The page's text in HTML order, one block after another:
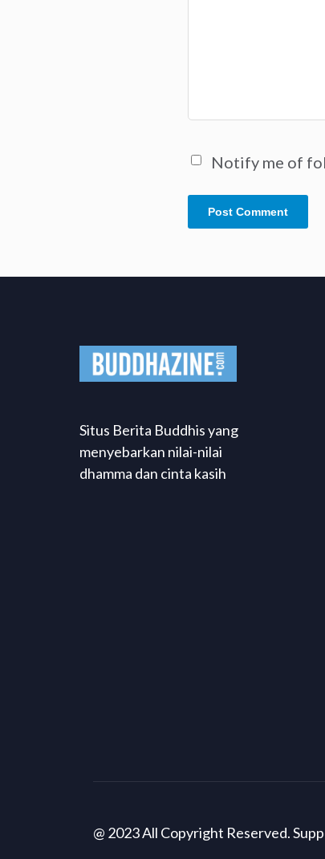
Notify me of
Situs Berita Buddhis yang
menyebarkan nilai-nilai
dhamma dan cinta kasih
@ 2023 All Copyright Reserved.